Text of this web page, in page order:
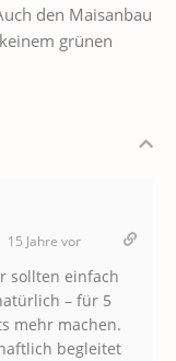
den Maisanbau
grünen
15 Jahre vor
sollten einfach
– für 5
mehr machen.
begleitet